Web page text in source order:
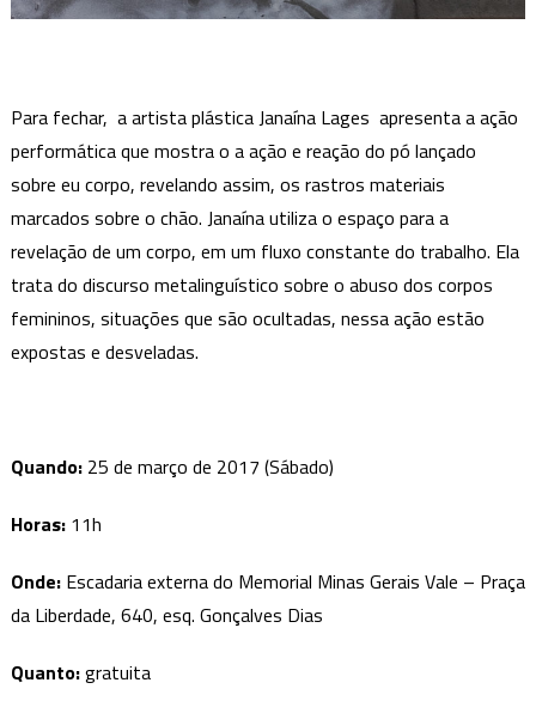
Para fechar, a artista plástica Janaína Lages apresenta a ação
performática que mostra o a ação e reação do pó lançado
sobre eu corpo, revelando assim, os rastros materiais
marcados sobre o chão. Janaína utiliza o espaço para a
revelação de um corpo, em um fluxo constante do trabalho. Ela
trata do discurso metalinguístico sobre o abuso dos corpos
femininos, situações que são ocultadas, nessa ação estão
expostas e desveladas.
Quando:25 de março de 2017 (Sábado)
Horas:11h
Onde:Escadaria externa do Memorial Minas Gerais Vale – Praça
da Liberdade, 640, esq. Gonçalves Dias
Quanto:gratuita